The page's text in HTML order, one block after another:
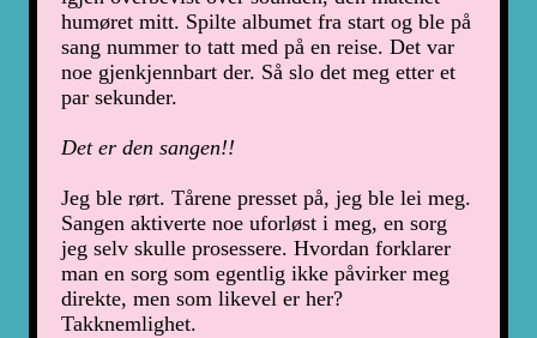
humøret mitt. Spilte albumet fra start og ble på
sang nummer to tatt med på en reise. Det var
noe gjenkjennbart der. Så slo det meg etter et
par sekunder.
Det er den sangen!!
Jeg ble rørt. Tårene presset på, jeg ble lei meg.
Sangen aktiverte noe uforløst i meg, en sorg
jeg selv skulle prosessere. Hvordan forklarer
man en sorg som egentlig ikke påvirker meg
direkte, men som likevel er her?
Takknemlighet.